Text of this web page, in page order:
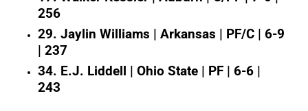
256
29. Jaylin Williams | Arkansas | PF/C | 6-9
| 237
34. E.J. Liddell | Ohio State | PF | 6-6 |
243